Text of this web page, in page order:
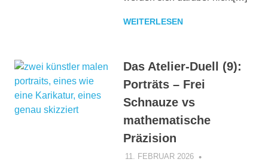
WEITERLESEN
Das Atelier-Duell (9):
Porträts – Frei
Schnauze vs
mathematische
Präzision
11. FEBRUAR 2026